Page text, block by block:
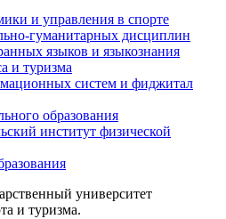
и управления в спорте
гуманитарных дисциплин
языков и языкознания
и туризма
систем и фиджитал
образования
институт физической
университет
и туризма.